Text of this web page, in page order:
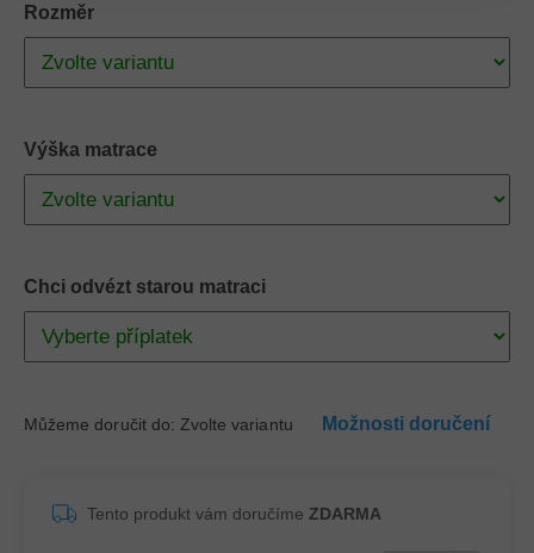
Rozměr
Výška matrace
Chci odvézt starou matraci
Můžeme doručit do: Zvolte variantu Možnosti doručení
Tento produkt vám doručíme ZDARMA